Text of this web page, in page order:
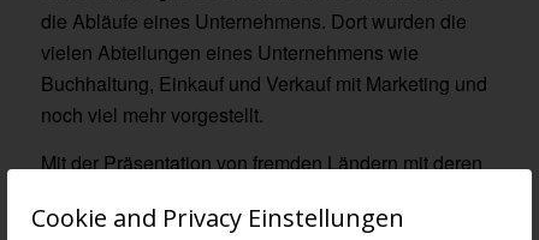
Cookie and Privacy Einstellungen
die Abläufe eines Unternehmens. Dort wurden die
vielen Abteilungen eines Unternehmens wie
Buchhaltung, Einkauf und Verkauf mit Marketing und
noch viel mehr vorgestellt.
Mit der Präsentation von fremden Ländern mit deren
Naturjuwelen haben die Schülerinnen und Schüler